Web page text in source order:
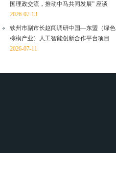
国理政交流，推动中马共同发展” 座谈
2026-07-13
钦州市副市长赵闯调研中国—东盟（绿色
棕榈产业）人工智能创新合作平台项目
2026-07-11